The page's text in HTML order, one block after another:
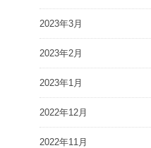
2023年3月
2023年2月
2023年1月
2022年12月
2022年11月